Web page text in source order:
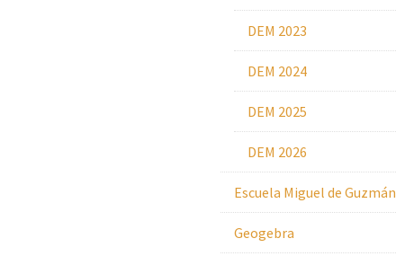
DEM 2023
DEM 2024
DEM 2025
DEM 2026
Escuela Miguel de Guzmán
Geogebra